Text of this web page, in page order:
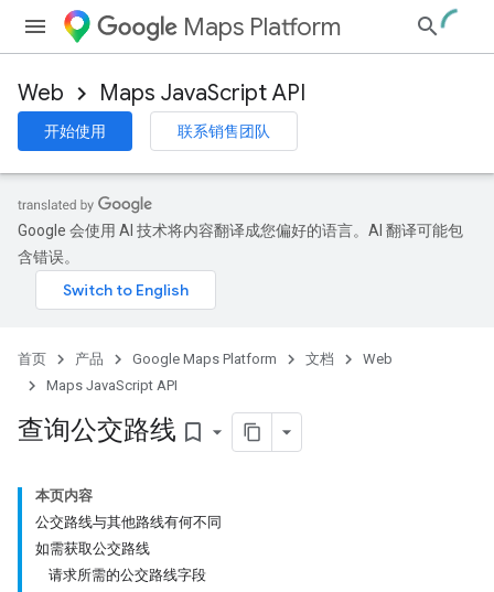
Maps Platform
Web Maps JavaScript API
开始使用 联系销售团队
Google 会使用 AI 技术将内容翻译成您偏好的语言。AI 翻译可能包
含错误。
首页 产品 Google Maps Platform 文档
Web
Maps JavaScript API
查询公交路线 bookmark_border
本页内容
公交路线与其他路线有何不同
如需获取公交路线
请求所需的公交路线字段